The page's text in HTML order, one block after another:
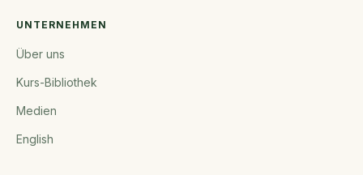
UNTERNEHMEN
Über uns
Kurs-Bibliothek
Medien
English